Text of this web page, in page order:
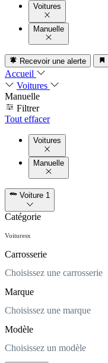
Voitures
Manuelle
Recevoir une alerte
Accueil
Voitures
Manuelle
Filtrer
Tout effacer
Voitures
Manuelle
Voiture 1
Catégorie
Voituresx
Carrosserie
Choisissez une carrosserie
Marque
Choisissez une marque
Modèle
Choisissez un modèle